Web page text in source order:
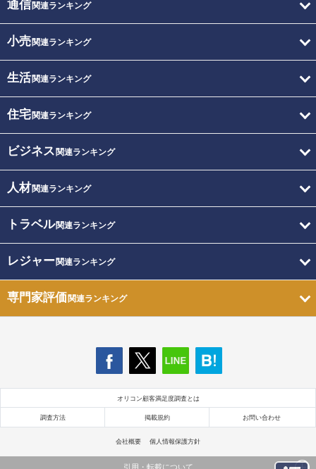
通信関連ランキング
小売関連ランキング
生活関連ランキング
住宅関連ランキング
ビジネス 関連ランキング
人材関連ランキング
トラベル関連ランキング
レジャー関連ランキング
専門家評価関連ランキング
オリコン顧客満足度調査とは
調査方法 掲載規約 お問い合わせ
会社概要 個人情報保護方針
引用・転載について